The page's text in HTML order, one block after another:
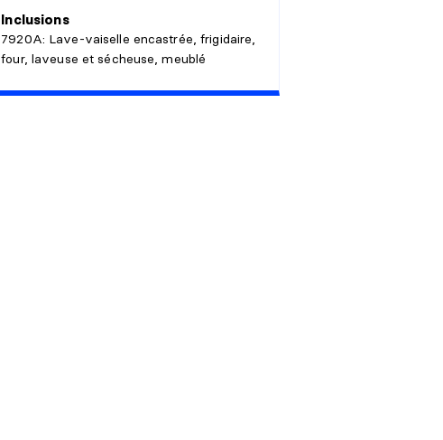
Inclusions
7920A: Lave-vaiselle encastrée, frigidaire,
four, laveuse et sécheuse, meublé